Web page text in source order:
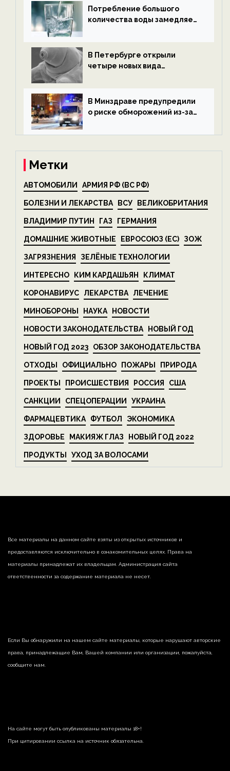
Потребление большого
количества воды замедляет
В Петербурге открыли
четыре новых вида
экологии на ECOportal
В Минздраве предупредили
о риске обморожений из-за
на ECOportal
Метки
АВТОМОБИЛИ АРМИЯ РФ (ВС РФ)
БОЛЕЗНИ И ЛЕКАРСТВА ВСУ ВЕЛИКОБРИТАНИЯ
ВЛАДИМИР ПУТИН ГАЗ ГЕРМАНИЯ
ДОМАШНИЕ ЖИВОТНЫЕ ЕВРОСОЮЗ (ЕС) ЗОЖ
ЗАГРЯЗНЕНИЯ ЗЕЛЁНЫЕ ТЕХНОЛОГИИ
ИНТЕРЕСНО КИМ КАРДАШЬЯН КЛИМАТ
КОРОНАВИРУС ЛЕКАРСТВА ЛЕЧЕНИЕ
МИНОБОРОНЫ НАУКА НОВОСТИ
НОВОСТИ ЗАКОНОДАТЕЛЬСТВА НОВЫЙ ГОД
НОВЫЙ ГОД 2023 ОБЗОР ЗАКОНОДАТЕЛЬСТВА
ОТХОДЫ ОФИЦИАЛЬНО ПОЖАРЫ ПРИРОДА
ПРОЕКТЫ ПРОИСШЕСТВИЯ РОССИЯ США
САНКЦИИ СПЕЦОПЕРАЦИИ УКРАИНА
ФАРМАЦЕВТИКА ФУТБОЛ ЭКОНОМИКА
ЗДОРОВЬЕ МАКИЯЖ ГЛАЗ НОВЫЙ ГОД 2022
ПРОДУКТЫ УХОД ЗА ВОЛОСАМИ
Все материалы на данном сайте взяты из открытых источников и
предоставляются исключительно в ознакомительных целях. Права на
материалы принадлежат их владельцам. Администрация сайта
ответственности за содержание материала не несет.
Если Вы обнаружили на нашем сайте материалы, которые нарушают авторские
права, принадлежащие Вам, Вашей компании или организации, пожалуйста,
сообщите нам.
На сайте могут быть опубликованы материалы 18+!
При цитировании ссылка на источник обязательна.